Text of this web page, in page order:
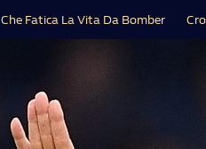
Che Fatica La Vita Da Bomber